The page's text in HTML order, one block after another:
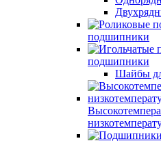
подшипники
подшипники
Шайбы